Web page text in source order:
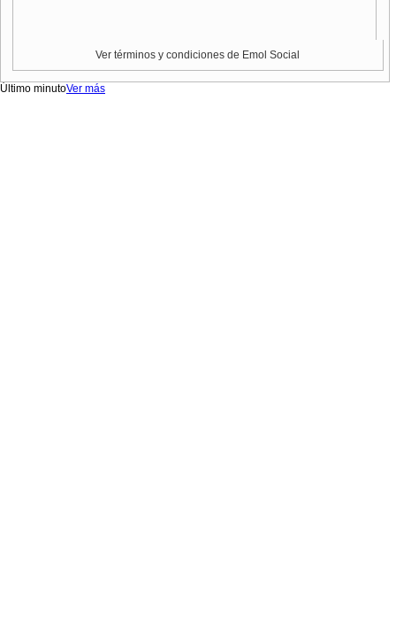
Ver términos y condiciones de Emol Social
Último minutoVer más